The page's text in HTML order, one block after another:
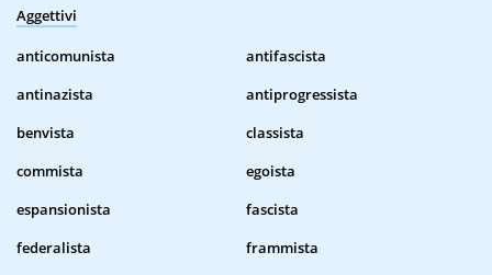
Aggettivi
anticomunista
antifascista
antinazista
antiprogressista
benvista
classista
commista
egoista
espansionista
fascista
federalista
frammista